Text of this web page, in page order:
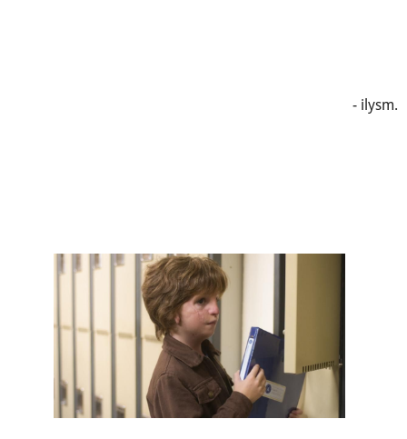
- ilysm.